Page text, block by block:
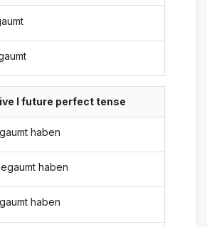
I future perfect tense
haben
haben
haben